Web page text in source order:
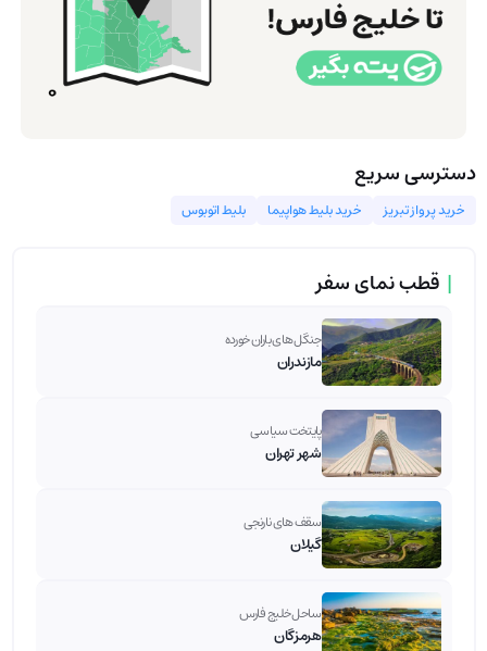
دسترسی سریع
خرید پرواز تبریز خرید بلیط هواپیما بلیط اتوبوس
| قطب نمای سفر
جنگل های باران خورده
مازندران
پایتخت سیاسی
شهر تهران
سقف های نارنجی
گیلان
ساحل خلیج فارس
هرمزگان